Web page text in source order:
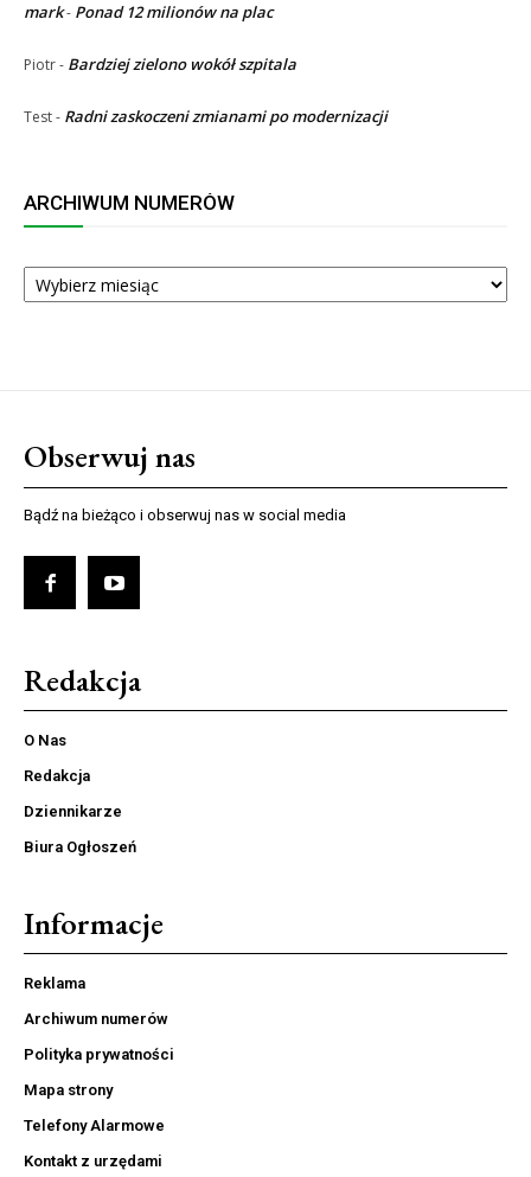
mark- Ponad 12 milionów na plac
Piotr- Bardziej zielono wokół szpitala
Test- Radni zaskoczeni zmianami po modernizacji
ARCHIWUM NUMERÓW
ARCHIWUM
NUMERÓW
Obserwuj nas
Bądź na bieżąco i obserwuj nas w social media
Redakcja
O Nas
Redakcja
Dziennikarze
Biura Ogłoszeń
Informacje
Reklama
Archiwum numerów
Polityka prywatności
Mapa strony
Telefony Alarmowe
Kontakt z urzędami